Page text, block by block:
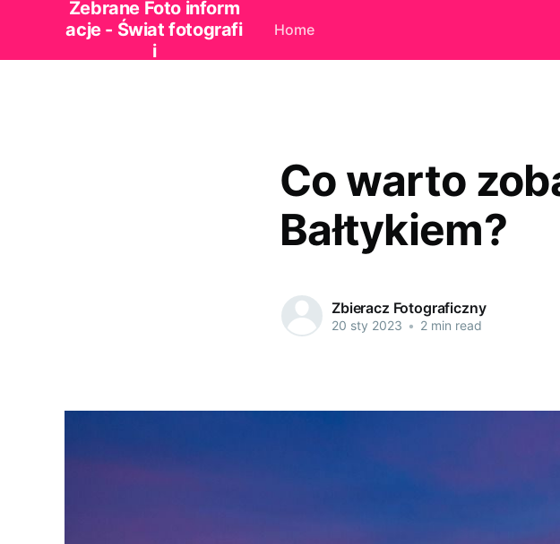
Zebrane Foto inform
acje - Świat fotografi
i
Home
Co warto
Bałtykiem?
Zbieracz Fotograficzny
20 sty 2023 • 2 min read